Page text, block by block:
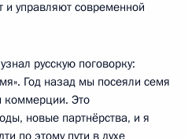
и управляют современной
русскую поговорку:
Год назад мы посеяли семя
коммерции. Это
новые партнёрства, и я
по этому пути в духе